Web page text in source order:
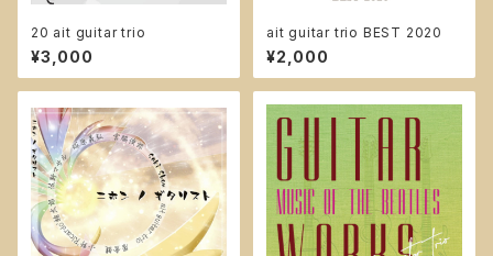
20 ait guitar trio
¥3,000
ait guitar trio BEST 2020
¥2,000